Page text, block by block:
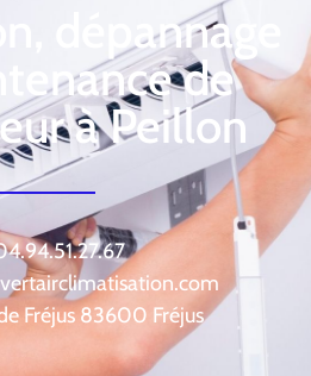
dépannage
de
à Peillon
Fréjus 83600 Fréjus